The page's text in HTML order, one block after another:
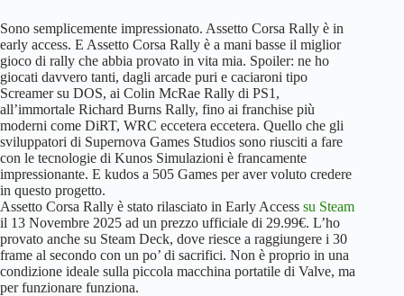
Sono semplicemente impressionato. Assetto Corsa Rally è in
early access. E Assetto Corsa Rally è a mani basse il miglior
gioco di rally che abbia provato in vita mia. Spoiler: ne ho
giocati davvero tanti, dagli arcade puri e caciaroni tipo
Screamer su DOS, ai Colin McRae Rally di PS1,
all’immortale Richard Burns Rally, fino ai franchise più
moderni come DiRT, WRC eccetera eccetera. Quello che gli
sviluppatori di Supernova Games Studios sono riusciti a fare
con le tecnologie di Kunos Simulazioni è francamente
impressionante. E kudos a 505 Games per aver voluto credere
in questo progetto.
Assetto Corsa Rally è stato rilasciato in Early Access su Steam
il 13 Novembre 2025 ad un prezzo ufficiale di 29.99€. L’ho
provato anche su Steam Deck, dove riesce a raggiungere i 30
frame al secondo con un po’ di sacrifici. Non è proprio in una
condizione ideale sulla piccola macchina portatile di Valve, ma
per funzionare funziona.